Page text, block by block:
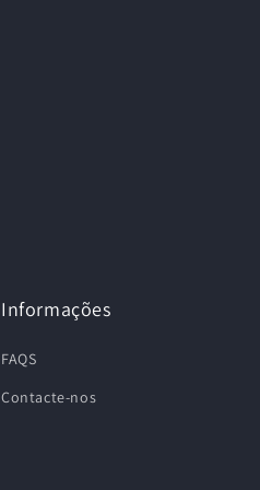
Informações
FAQS
Contacte-nos